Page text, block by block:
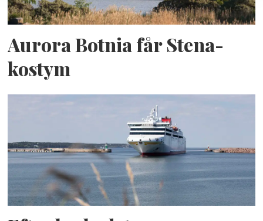
Aurora Botnia får Stena-
kostym